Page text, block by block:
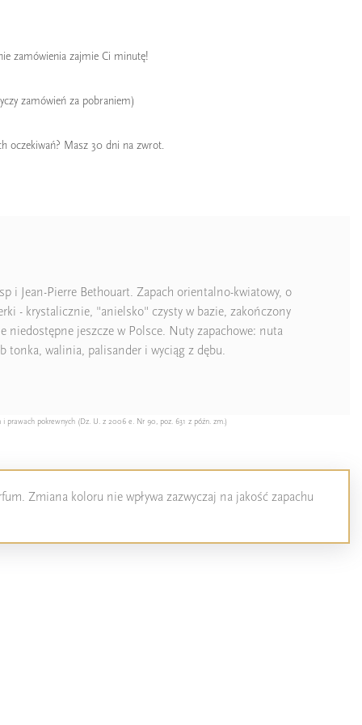
zamówienia zajmie Ci minutę!
zamówień za pobraniem)
oczekiwań? Masz 30 dni na zwrot.
i Jean-Pierre Bethouart. Zapach orientalno-kwiatowy, o
- krystalicznie, "anielsko" czysty w bazie, zakończony
jeszcze w Polsce. Nuty zapachowe: nuta
tonka, walinia, palisander i wyciąg z dębu.
prawach pokrewnych (Dz. U. z 2006 e. Nr 90, poz. 631 z późn. zm.)
Zmiana koloru nie wpływa zazwyczaj na jakość zapachu